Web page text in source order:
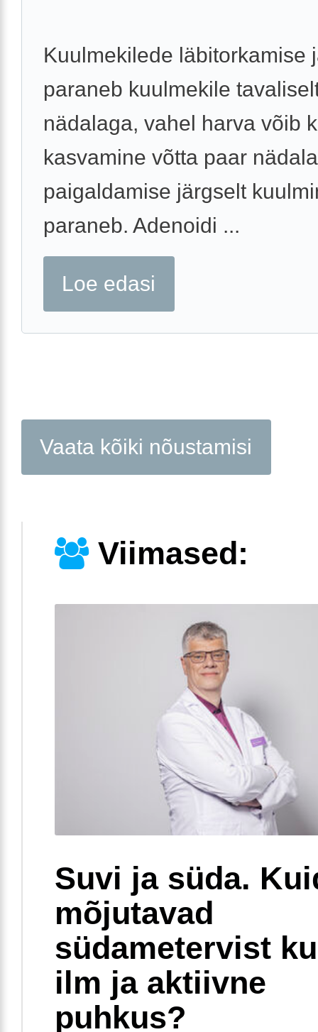
Kuulmekilede läbitorkamise
paraneb kuulmekile
nädalaga, vahel harva võib
kasvamine võtta paar
paigaldamise järgselt
paraneb. Adenoidi ...
Loe edasi
Vaata kõiki nõustamisi
Viimased:
Suvi ja süda.
mõjutavad
südametervist
ilm ja aktiivne
puhkus?